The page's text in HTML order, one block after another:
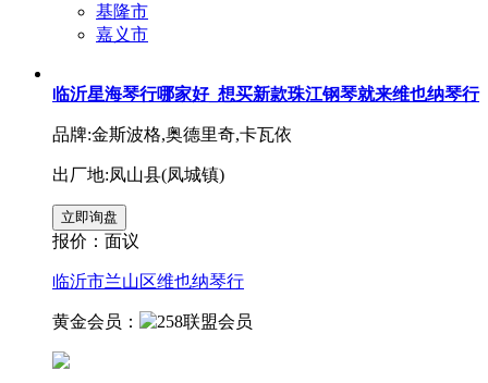
基隆市
嘉义市
临沂星海琴行哪家好_想买新款珠江钢琴就来维也纳琴行
品牌:金斯波格,奥德里奇,卡瓦依
出厂地:凤山县(凤城镇)
报价： 面议
临沂市兰山区维也纳琴行
黄金会员：